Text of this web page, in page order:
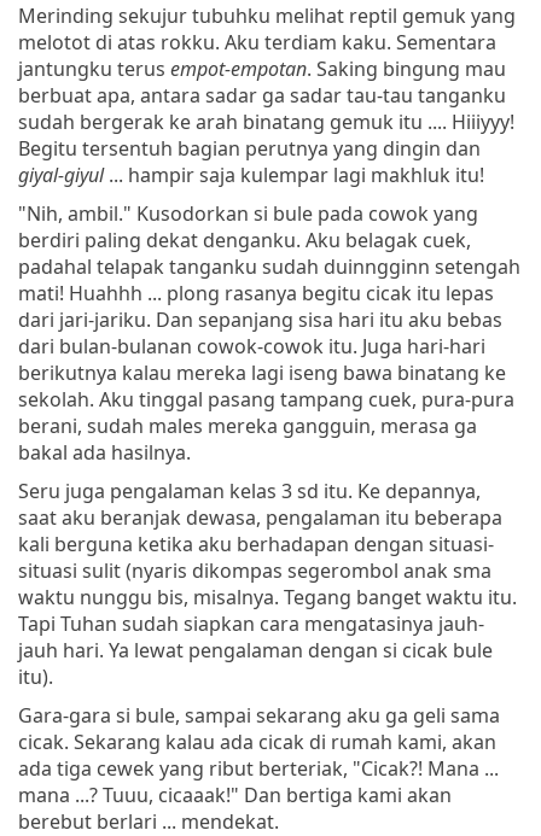
Merinding sekujur tubuhku melihat reptil gemuk yang
melotot di atas rokku. Aku terdiam kaku. Sementara
jantungku terus empot-empotan. Saking bingung mau
berbuat apa, antara sadar ga sadar tau-tau tanganku
sudah bergerak ke arah binatang gemuk itu .... Hiiiyyy!
Begitu tersentuh bagian perutnya yang dingin dan
giyal-giyul... hampir saja kulempar lagi makhluk itu!
"Nih, ambil." Kusodorkan si bule pada cowok yang
berdiri paling dekat denganku. Aku belagak cuek,
padahal telapak tanganku sudah duinngginn setengah
mati! Huahhh ... plong rasanya begitu cicak itu lepas
dari jari-jariku. Dan sepanjang sisa hari itu aku bebas
dari bulan-bulanan cowok-cowok itu. Juga hari-hari
berikutnya kalau mereka lagi iseng bawa binatang ke
sekolah. Aku tinggal pasang tampang cuek, pura-pura
berani, sudah males mereka gangguin, merasa ga
bakal ada hasilnya.
Seru juga pengalaman kelas 3 sd itu. Ke depannya,
saat aku beranjak dewasa, pengalaman itu beberapa
kali berguna ketika aku berhadapan dengan situasi-
situasi sulit (nyaris dikompas segerombol anak sma
waktu nunggu bis, misalnya. Tegang banget waktu itu.
Tapi Tuhan sudah siapkan cara mengatasinya jauh-
jauh hari. Ya lewat pengalaman dengan si cicak bule
itu).
Gara-gara si bule, sampai sekarang aku ga geli sama
cicak. Sekarang kalau ada cicak di rumah kami, akan
ada tiga cewek yang ribut berteriak, "Cicak?! Mana ...
mana ...? Tuuu, cicaaak!" Dan bertiga kami akan
berebut berlari ... mendekat.